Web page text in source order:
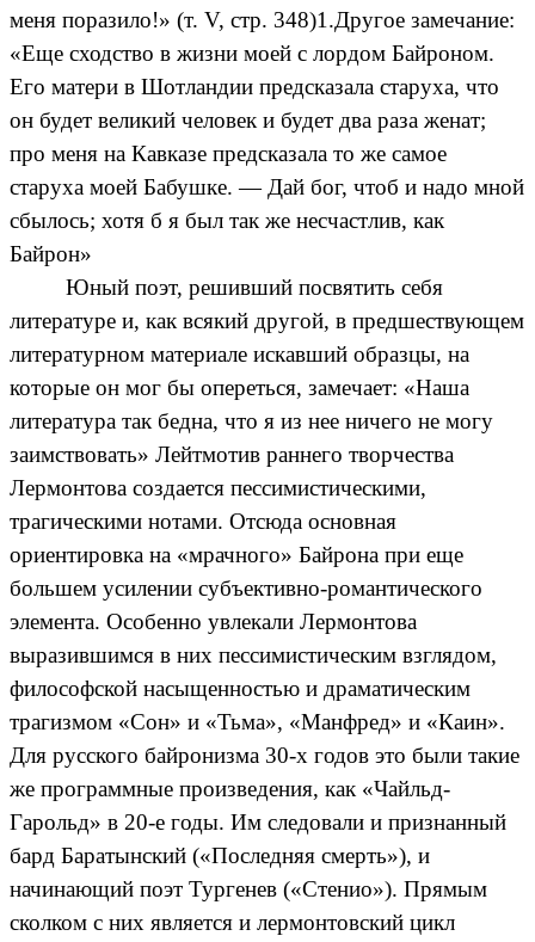
меня поразило!» (т. V, стр. 348)1.Другое замечание:
«Еще сходство в жизни моей с лордом Байроном.
Его матери в Шотландии предсказала старуха, что
он будет великий человек и будет два раза женат;
про меня на Кавказе предсказала то же самое
старуха моей Бабушке. — Дай бог, чтоб и надо мной
сбылось; хотя б я был так же несчастлив, как
Байрон»
Юный поэт, решивший посвятить себя
литературе и, как всякий другой, в предшествующем
литературном материале искавший образцы, на
которые он мог бы опереться, замечает: «Наша
литература так бедна, что я из нее ничего не могу
заимствовать» Лейтмотив раннего творчества
Лермонтова создается пессимистическими,
трагическими нотами. Отсюда основная
ориентировка на «мрачного» Байрона при еще
большем усилении субъективно-романтического
элемента. Особенно увлекали Лермонтова
выразившимся в них пессимистическим взглядом,
философской насыщенностью и драматическим
трагизмом «Сон» и «Тьма», «Манфред» и «Каин».
Для русского байронизма 30-х годов это были такие
же программные произведения, как «Чайльд-
Гарольд» в 20-е годы. Им следовали и признанный
бард Баратынский («Последняя смерть»), и
начинающий поэт Тургенев («Стенио»). Прямым
сколком с них является и лермонтовский цикл